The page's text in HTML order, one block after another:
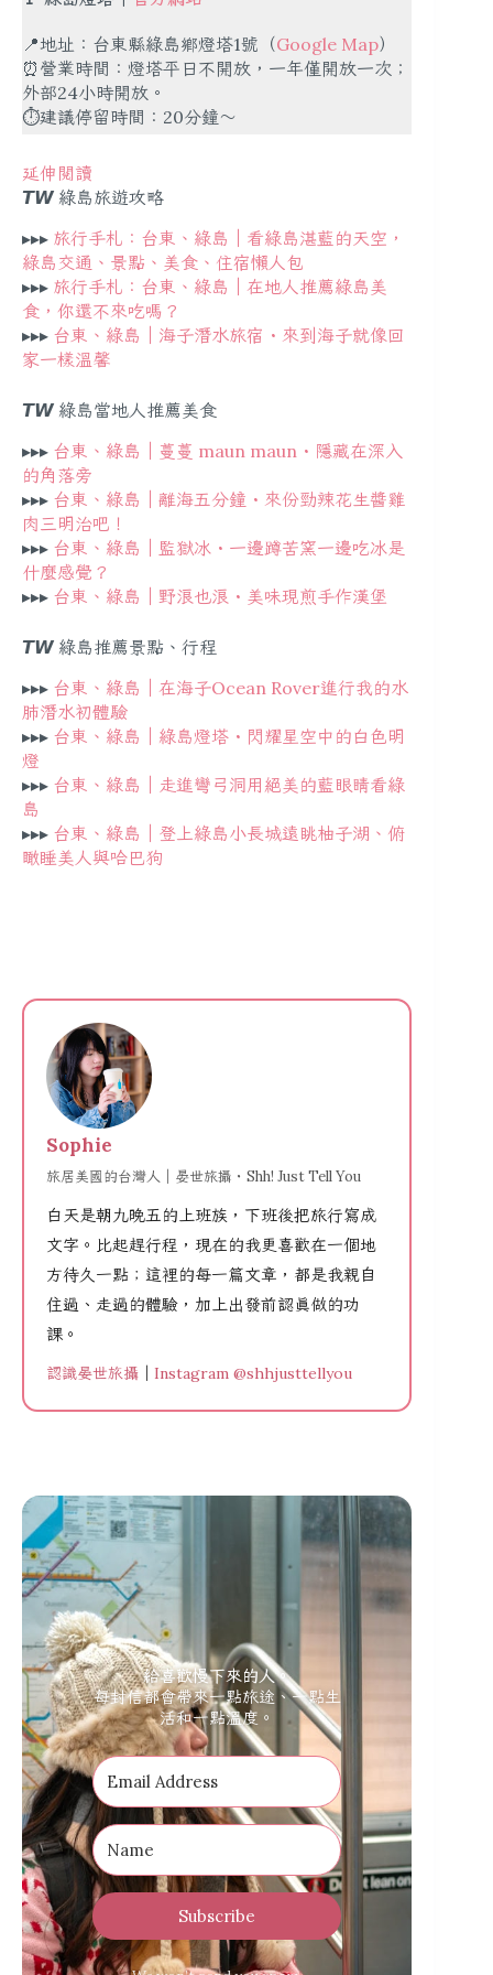
📍地址：台東縣綠島鄉燈塔1號（Google Map）
⏰營業時間：燈塔平日不開放，一年僅開放一次；
外部24小時開放。
⏱建議停留時間：20分鐘～
延伸閱讀
𝙏𝙒 綠島旅遊攻略
▸▸▸ 旅行手札：台東、綠島｜看綠島湛藍的天空，
綠島交通、景點、美食、住宿懶人包
▸▸▸ 旅行手札：台東、綠島｜在地人推薦綠島美
食，你還不來吃嗎？
▸▸▸ 台東、綠島｜海子潛水旅宿・來到海子就像回
家一樣溫馨
𝙏𝙒 綠島當地人推薦美食
▸▸▸ 台東、綠島｜蔓蔓 maun maun・隱藏在深入
的角落旁
▸▸▸ 台東、綠島｜離海五分鐘・來份勁辣花生醬雞
肉三明治吧！
▸▸▸ 台東、綠島｜監獄冰・一邊蹲苦窯一邊吃冰是
什麼感覺？
▸▸▸ 台東、綠島｜野浪也浪・美味現煎手作漢堡
𝙏𝙒 綠島推薦景點、行程
▸▸▸ 台東、綠島｜在海子Ocean Rover進行我的水
肺潛水初體驗
▸▸▸ 台東、綠島｜綠島燈塔・閃耀星空中的白色明
燈
▸▸▸ 台東、綠島｜走進彎弓洞用絕美的藍眼睛看綠
島
▸▸▸ 台東、綠島｜登上綠島小長城遠眺柚子湖、俯
瞰睡美人與哈巴狗
Sophie
旅居美國的台灣人｜晏世旅攝・Shh! Just Tell You
白天是朝九晚五的上班族，下班後把旅行寫成
文字。比起趕行程，現在的我更喜歡在一個地
方待久一點；這裡的每一篇文章，都是我親自
住過、走過的體驗，加上出發前認真做的功
課。
認識晏世旅攝 Instagram @shhjusttellyou
給喜歡慢下來的人。
每封信都會帶來一點旅途、一點生
活和一點溫度。
Subscribe